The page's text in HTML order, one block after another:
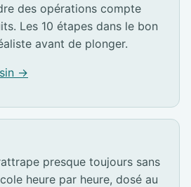
des opérations compte
Les 10 étapes dans le bon
avant de plonger.
→
presque toujours sans
heure par heure, dosé au